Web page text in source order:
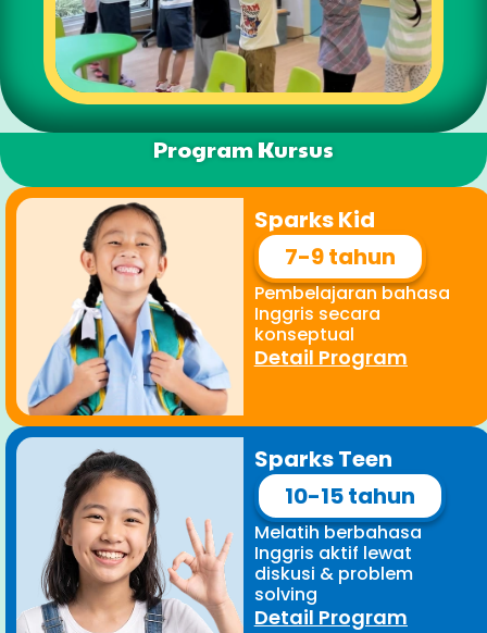
Program Kursus
Sparks Kid
7-9 tahun
Pembelajaran bahasa
Inggris secara
konseptual
Detail Program
Sparks Teen
10-15 tahun
Melatih berbahasa
Inggris aktif lewat
diskusi & problem
solving
Detail Program